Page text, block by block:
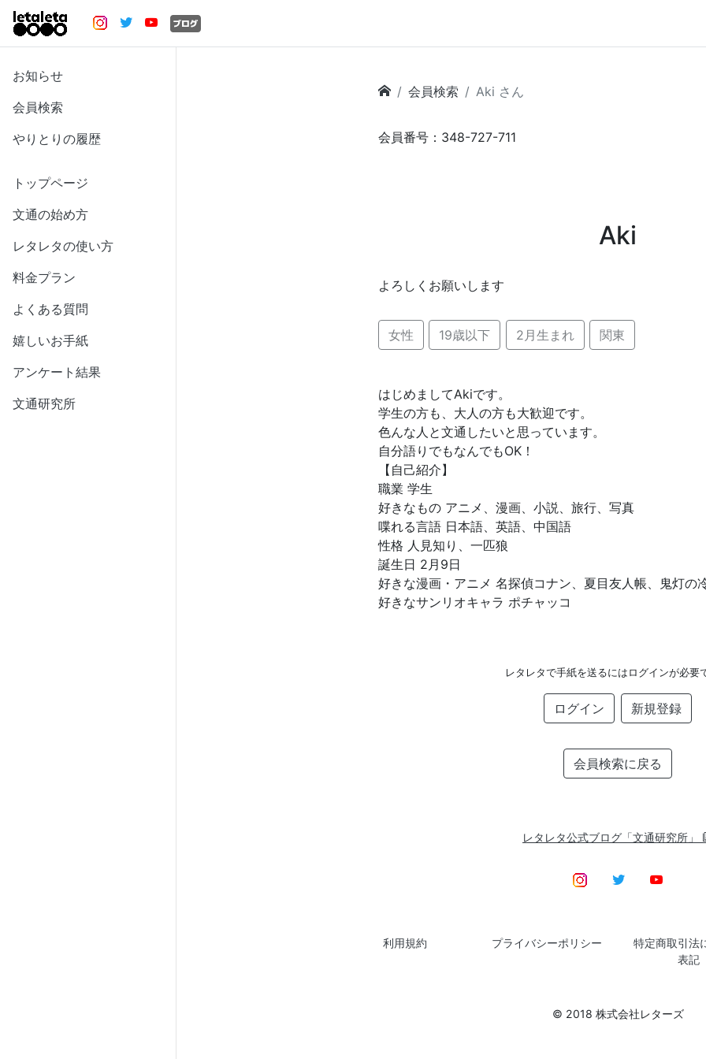
お知らせ
会員検索
やりとりの履歴
トップページ
文通の始め方
レタレタの使い方
料金プラン
よくある質問
嬉しいお手紙
アンケート結果
文通研究所
会員検索 Aki さん
会員番号：348-727-711
Aki
よろしくお願いします
女性 19歳以下 2月生まれ 関東
はじめましてAkiです。
学生の方も、大人の方も大歓迎です。
色んな人と文通したいと思っています。
自分語りでもなんでもOK！
【自己紹介】
職業 学生
好きなもの アニメ、漫画、小説、旅行、写真
喋れる言語 日本語、英語、中国語
性格 人見知り、一匹狼
誕生日 2月9日
好きな漫画・アニメ 名探偵コナン、夏目友人帳、鬼灯の
好きなサンリオキャラ ポチャッコ
レタレタで手紙を送るにはログインが必要
ログイン 新規登録
会員検索に戻る
レタレタ公式ブログ「文通研究所」
利用規約 プライバシーポリシー
特定商取引法
表記
© 2018 株式会社レターズ